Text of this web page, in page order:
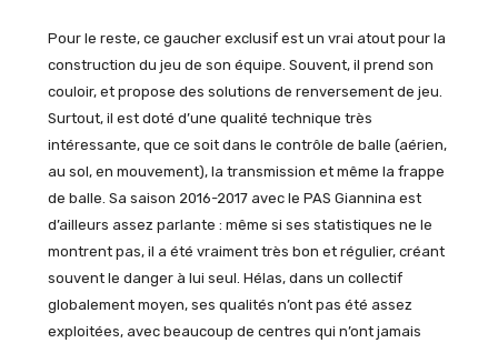
Pour le reste, ce gaucher exclusif est un vrai atout pour la
construction du jeu de son équipe. Souvent, il prend son
couloir, et propose des solutions de renversement de jeu.
Surtout, il est doté d’une qualité technique très
intéressante, que ce soit dans le contrôle de balle (aérien,
au sol, en mouvement), la transmission et même la frappe
de balle. Sa saison 2016-2017 avec le PAS Giannina est
d’ailleurs assez parlante : même si ses statistiques ne le
montrent pas, il a été vraiment très bon et régulier, créant
souvent le danger à lui seul. Hélas, dans un collectif
globalement moyen, ses qualités n’ont pas été assez
exploitées, avec beaucoup de centres qui n’ont jamais